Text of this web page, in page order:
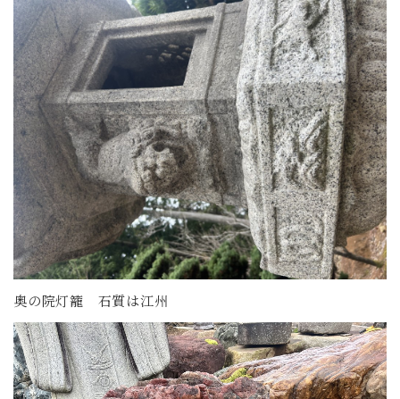
奥の院灯籠 石質は江州